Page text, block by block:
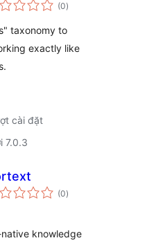
(0đánh
)
taxonomy to
exactly like
cài đặt
7.0.3
(0tổng
đánh
)
knowledge